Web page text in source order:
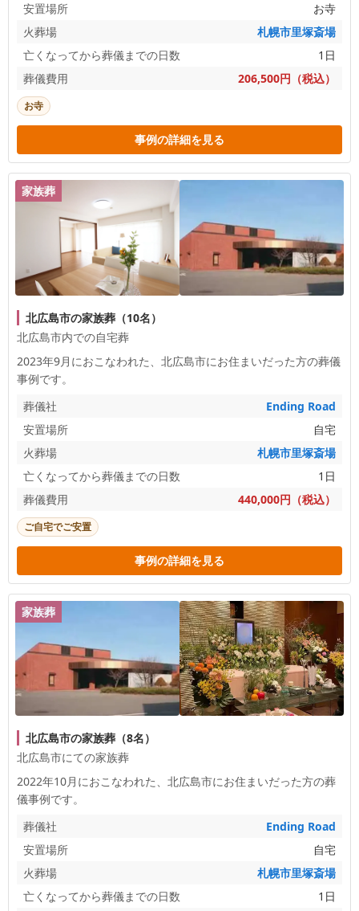
安置場所
お寺
火葬場
札幌市里塚斎場
亡くなってから葬儀までの日数
1日
葬儀費用
206,500円（税込）
お寺
事例の詳細を見る
家族葬
北広島市の家族葬（10名）
北広島市内での自宅葬
2023年9月におこなわれた、 北広島市にお住まいだった方の葬儀
事例です。
葬儀社
Ending Road
安置場所
自宅
火葬場
札幌市里塚斎場
亡くなってから葬儀までの日数
1日
葬儀費用
440,000円（税込）
ご自宅でご安置
事例の詳細を見る
家族葬
北広島市の家族葬（8名）
北広島市にての家族葬
2022年10月におこなわれた、 北広島市にお住まいだった方の葬
儀事例です。
葬儀社
Ending Road
安置場所
自宅
火葬場
札幌市里塚斎場
亡くなってから葬儀までの日数
1日